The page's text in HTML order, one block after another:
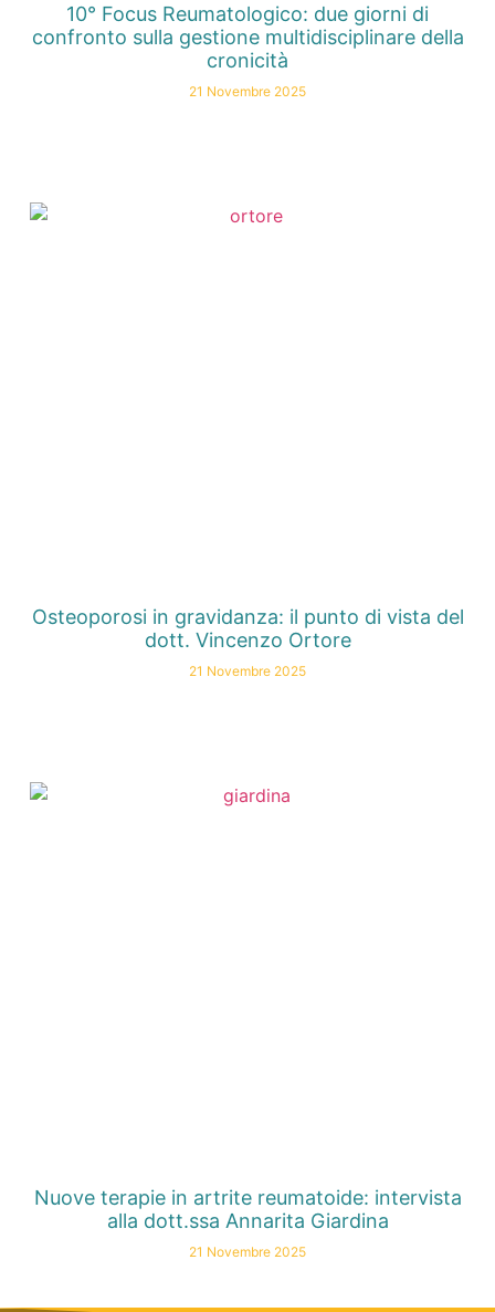
10° Focus Reumatologico: due giorni di
confronto sulla gestione multidisciplinare della
cronicità
21 Novembre 2025
Osteoporosi in gravidanza: il punto di vista del
dott. Vincenzo Ortore
21 Novembre 2025
Nuove terapie in artrite reumatoide: intervista
alla dott.ssa Annarita Giardina
21 Novembre 2025